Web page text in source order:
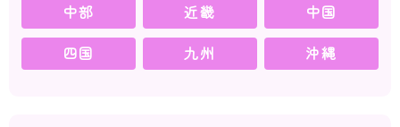
中部
近畿
中国
四国
九州 沖縄